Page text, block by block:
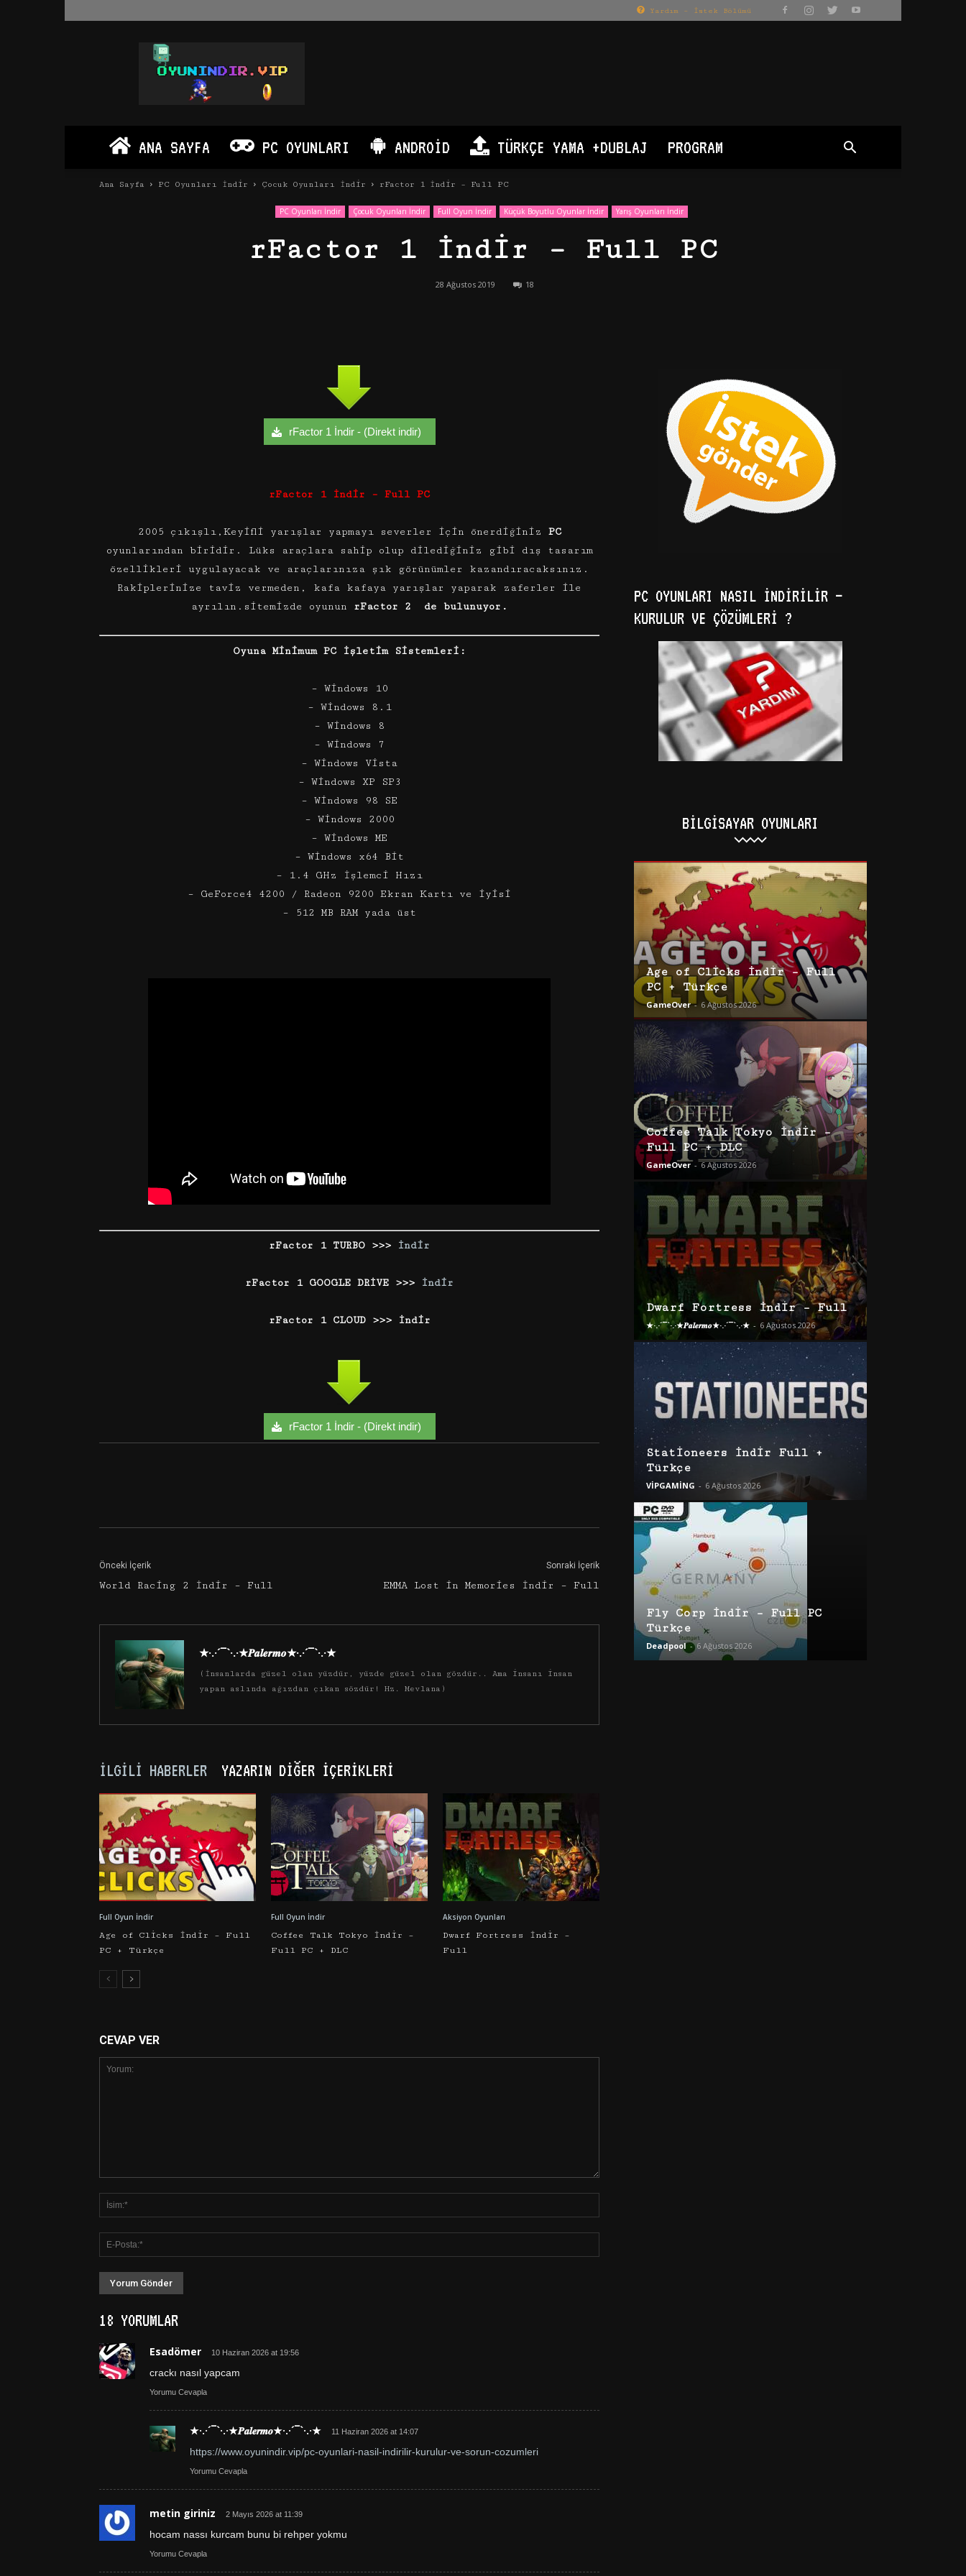
Yardım – İstek Bölümü
Oyun
İndir
PC
Android
ANA SAYFA PC OYUNLARI ANDROID TÜRKÇE YAMA +DUBLAJ PROGRAM
Ana Sayfa PC Oyunları İndir Çocuk Oyunları İndir rFactor 1 İndir – Full PC
PC Oyunları İndir Çocuk Oyunları İndir Full Oyun İndir Küçük Boyutlu Oyunlar İndir Yarış Oyunları İndir
rFactor 1 İndir – Full PC
28 Ağustos 2019 18
rFactor 1 İndir - (Direkt indir)
rFactor 1 İndir – Full PC
2005 çıkışlı,Keyifli yarışlar yapmayı severler için önerdiğiniz PC
oyunlarından biridir. Lüks araçlara sahip olup dilediğiniz gibi dış tasarım
özellikleri uygulayacak ve araçlarınıza şık görünümler kazandıracaksınız.
Rakiplerinize taviz vermeden, kafa kafaya yarışlar yaparak zaferler ile
ayrılın.sitemizde oyunun rFactor 2 de bulunuyor.
Oyuna Minimum PC İşletim Sistemleri:
– Windows 10
– Windows 8.1
– Windows 8
– Windows 7
– Windows Vista
– Windows XP SP3
– Windows 98 SE
– Windows 2000
– Windows ME
– Windows x64 Bit
– 1.4 GHz İşlemci Hızı
– GeForce4 4200 / Radeon 9200 Ekran Kartı ve iyisi
– 512 MB RAM yada üst
rFactor 1 TURBO >>> İndir
rFactor 1 GOOGLE DRİVE >>> İndir
rFactor 1 CLOUD >>> İndir
rFactor 1 İndir - (Direkt indir)
Önceki İçerik
World Racing 2 İndir – Full
Sonraki İçerik
EMMA Lost in Memories İndir – Full
★·.·´¯`·.·★𝑷𝒂𝒍𝒆𝒓𝒎𝒐★·.·´¯`·.·★
(İnsanlarda güzel olan yüzdür, yüzde güzel olan gözdür.. Ama insanı insan
yapan aslında ağızdan çıkan sözdür! Hz. Mevlana)
İLGILI HABERLER YAZARIN DIĞER İÇERIKLERI
Full Oyun İndir
Age of Clicks İndir – Full
PC + Türkçe
Full Oyun İndir
Coffee Talk Tokyo İndir –
Full PC + DLC
Aksiyon Oyunları
Dwarf Fortress İndir –
Full
CEVAP VER
18 YORUMLAR
Esadömer 10 Haziran 2026 at 19:56
crackı nasıl yapcam
Yorumu Cevapla
★·.·´¯`·.·★𝑷𝒂𝒍𝒆𝒓𝒎𝒐★·.·´¯`·.·★ 11 Haziran 2026 at 14:07
https://www.oyunindir.vip/pc-oyunlari-nasil-indirilir-kurulur-ve-sorun-cozumleri
Yorumu Cevapla
metin giriniz 2 Mayıs 2026 at 11:39
hocam nassı kurcam bunu bi rehper yokmu
Yorumu Cevapla
PC OYUNLARI NASIL İNDIRILIR –
KURULUR VE ÇÖZÜMLERI ?
BILGISAYAR OYUNLARI
Age of Clicks İndir – Full
PC + Türkçe
GameOver - 6 Ağustos 2026
Coffee Talk Tokyo İndir –
Full PC + DLC
GameOver - 6 Ağustos 2026
Dwarf Fortress İndir – Full
★·.·´¯`·.·★𝑷𝒂𝒍𝒆𝒓𝒎𝒐★·.·´¯`·.·★ - 6 Ağustos 2026
Stationeers İndir Full +
Türkçe
VİPGAMİNG - 6 Ağustos 2026
Fly Corp İndir – Full PC
Türkçe
Deadpool - 6 Ağustos 2026